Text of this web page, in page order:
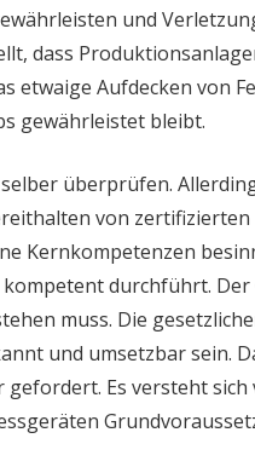
und
dass
Aufdecken von
gewährleistet bleibt.
überprüfen.
von
Kernkompetenzen
durchführt.
muss. Die
und umsetzbar sein.
Es versteht